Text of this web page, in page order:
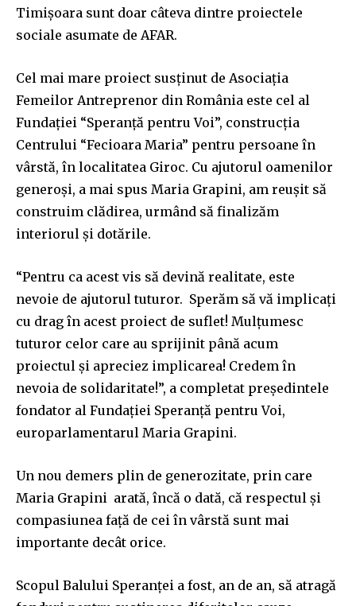
Timișoara sunt doar câteva dintre proiectele
sociale asumate de AFAR.
Cel mai mare proiect susținut de Asociația
Femeilor Antreprenor din România este cel al
Fundației “Speranță pentru Voi”, construcția
Centrului “Fecioara Maria” pentru persoane în
vârstă, în localitatea Giroc. Cu ajutorul oamenilor
generoși, a mai spus Maria Grapini, am reușit să
construim clădirea, urmând să finalizăm
interiorul și dotările.
“Pentru ca acest vis să devină realitate, este
nevoie de ajutorul tuturor. Sperăm să vă implicați
cu drag în acest proiect de suflet! Mulțumesc
tuturor celor care au sprijinit până acum
proiectul și apreciez implicarea! Credem în
nevoia de solidaritate!”, a completat președintele
fondator al Fundației Speranță pentru Voi,
europarlamentarul Maria Grapini.
Un nou demers plin de generozitate, prin care
Maria Grapini arată, încă o dată, că respectul și
compasiunea față de cei în vârstă sunt mai
importante decât orice.
Scopul Balului Speranţei a fost, an de an, să atragă